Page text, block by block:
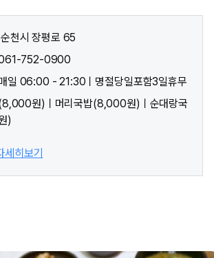
천시 장평로 65
061-752-0900
일 06:00 - 21:30ㅣ명절당일포함3일휴무
원)ㅣ머리국밥(8,000원)ㅣ순대랑국
)
세히보기